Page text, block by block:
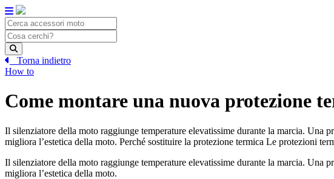
Skip
to
content
Torna indietro
How to
Come montare una nuova protezione
Il silenziatore della moto raggiunge temperature elevatissime durante la marcia. Una
migliora l’estetica della moto. Perché sostituire la protezione termica Le protezioni
Il silenziatore della moto raggiunge temperature elevatissime durante la marcia. Una
migliora l’estetica della moto.